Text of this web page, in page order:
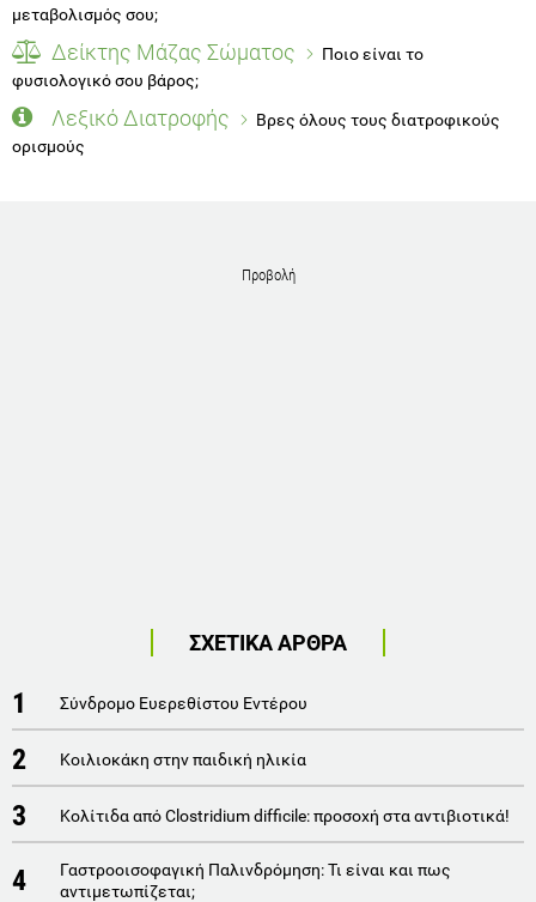
μεταβολισμός σου;
Δείκτης Μάζας Σώματος
Ποιο είναι το
φυσιολογικό σου βάρος;
Λεξικό Διατροφής
Βρες όλους τους διατροφικούς
ορισμούς
Προβολή
ΣΧΕΤΙΚΑ ΑΡΘΡΑ
1 Σύνδρομο Ευερεθίστου Εντέρου
2 Κοιλιοκάκη στην παιδική ηλικία
3 Κολίτιδα από Clostridium difficile: προσοχή στα αντιβιοτικά!
4
Γαστροοισοφαγική Παλινδρόμηση: Τι είναι και πως
αντιμετωπίζεται;